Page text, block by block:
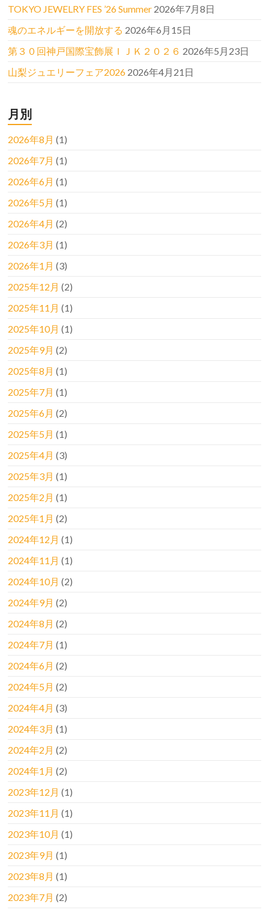
TOKYO JEWELRY FES ’26 Summer 2026年7月8日
魂のエネルギーを開放する 2026年6月15日
第３０回神戸国際宝飾展ＩＪＫ２０２６ 2026年5月23日
山梨ジュエリーフェア2026 2026年4月21日
月別
2026年8月 (1)
2026年7月 (1)
2026年6月 (1)
2026年5月 (1)
2026年4月 (2)
2026年3月 (1)
2026年1月 (3)
2025年12月 (2)
2025年11月 (1)
2025年10月 (1)
2025年9月 (2)
2025年8月 (1)
2025年7月 (1)
2025年6月 (2)
2025年5月 (1)
2025年4月 (3)
2025年3月 (1)
2025年2月 (1)
2025年1月 (2)
2024年12月 (1)
2024年11月 (1)
2024年10月 (2)
2024年9月 (2)
2024年8月 (2)
2024年7月 (1)
2024年6月 (2)
2024年5月 (2)
2024年4月 (3)
2024年3月 (1)
2024年2月 (2)
2024年1月 (2)
2023年12月 (1)
2023年11月 (1)
2023年10月 (1)
2023年9月 (1)
2023年8月 (1)
2023年7月 (2)